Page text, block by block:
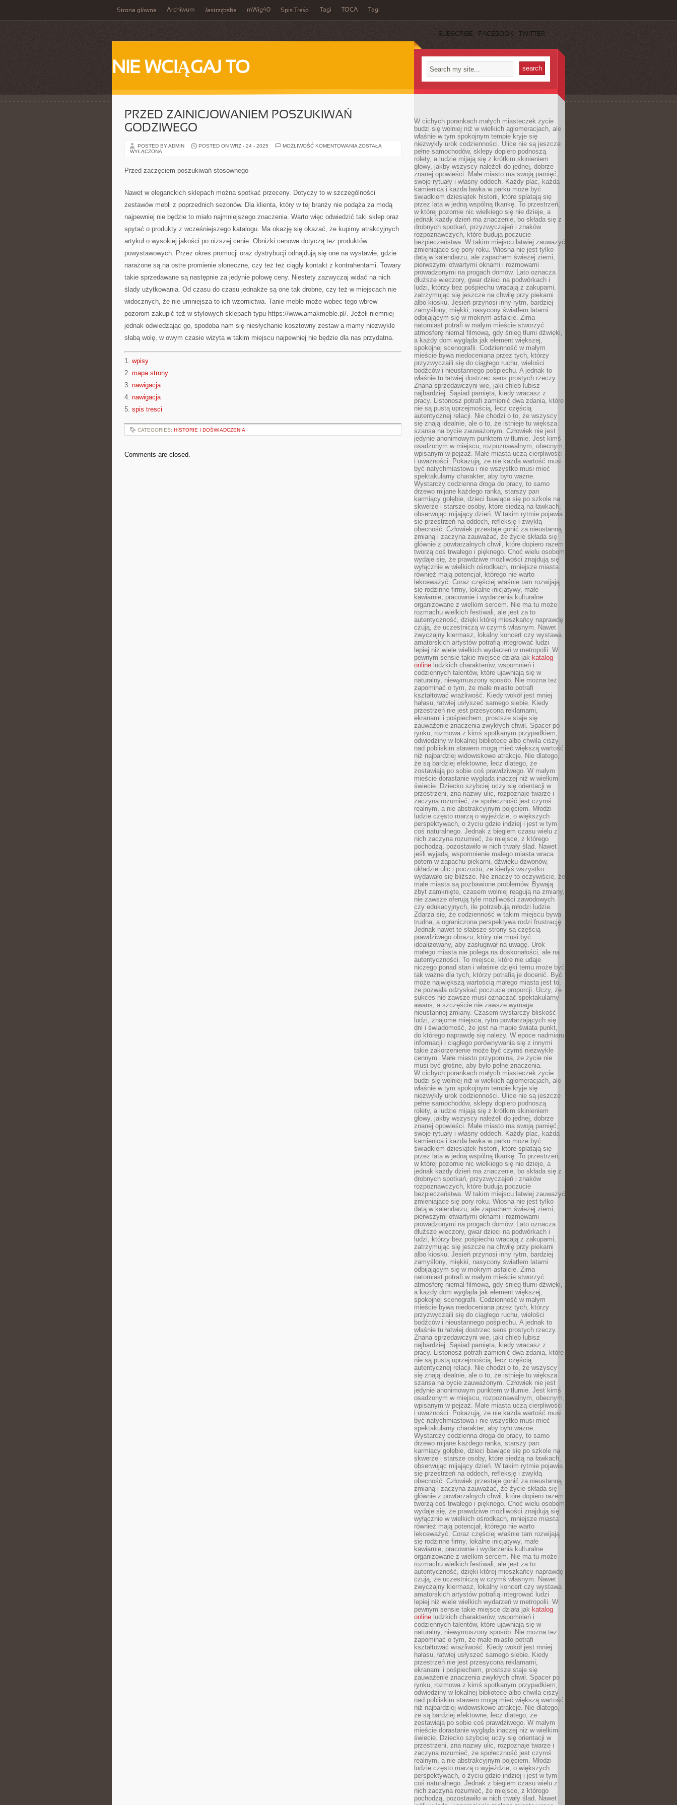
Strona główna Archiwum Jastrzębska mWig40 Spis Treści Tagi TOCA Tagi
SUBSCRIBE FACEBOOK TWITTER
NIE WCIĄGAJ TO
PRZED ZAINICJOWANIEM POSZUKIWAŃ
GODZIWEGO
POSTED BY ADMIN POSTED ON WRZ - 24 - 2025 MOŻLIWOŚĆ KOMENTOWANIA PRZED
ZOSTAŁA
WYŁĄCZONA
Przed zaczęciem poszukiwań stosownego
Nawet w eleganckich sklepach można spotkać przeceny. Dotyczy to w szczególności
zestawów mebli z poprzednich sezonów. Dla klienta, który w tej branży nie podąża za modą
najpewniej nie będzie to miało najmniejszego znaczenia. Warto więc odwiedzić taki sklep oraz
spytać o produkty z wcześniejszego katalogu. Ma okazję się okazać, że kupimy atrakcyjnych
artykuł o wysokiej jakości po niższej cenie. Obniżki cenowe dotyczą też produktów
powystawowych. Przez okres promocji oraz dystrybucji odnajdują się one na wystawie, gdzie
narażone są na ostre promienie słoneczne, czy też też ciągły kontakt z kontrahentami. Towary
takie sprzedawane są następnie za jedynie połowę ceny. Niestety zazwyczaj widać na nich
ślady użytkowania. Od czasu do czasu jednakże są one tak drobne, czy też w miejscach nie
widocznych, że nie umniejsza to ich wzornictwa. Tanie meble może wobec tego wbrew
pozorom zakupić też w stylowych sklepach typu https://www.amakmeble.pl/. Jeżeli niemniej
jednak odwiedzając go, spodoba nam się niesłychanie kosztowny zestaw a mamy niezwykle
słabą wolę, w owym czasie wizyta w takim miejscu najpewniej nie będzie dla nas przydatna.
1. wpisy
2. mapa strony
3. nawigacja
4. nawigacja
5. spis tresci
CATEGORIES: HISTORIE I DOŚWIADCZENIA
Comments are closed.
W cichych porankach małych miasteczek życie
budzi się wolniej niż w wielkich aglomeracjach, ale
właśnie w tym spokojnym tempie kryje się
niezwykły urok codzienności. Ulice nie są jeszcze
pełne samochodów, sklepy dopiero podnoszą
rolety, a ludzie mijają się z krótkim skinieniem
głowy, jakby wszyscy należeli do jednej, dobrze
znanej opowieści. Małe miasto ma swoją pamięć,
swoje rytuały i własny oddech. Każdy plac, każda
kamienica i każda ławka w parku może być
świadkiem dziesiątek historii, które splatają się
przez lata w jedną wspólną tkankę. To przestrzeń,
w której pozornie nic wielkiego się nie dzieje, a
jednak każdy dzień ma znaczenie, bo składa się z
drobnych spotkań, przyzwyczajeń i znaków
rozpoznawczych, które budują poczucie
bezpieczeństwa. W takim miejscu łatwiej zauważyć
zmieniające się pory roku. Wiosna nie jest tylko
datą w kalendarzu, ale zapachem świeżej ziemi,
pierwszymi otwartymi oknami i rozmowami
prowadzonymi na progach domów. Lato oznacza
dłuższe wieczory, gwar dzieci na podwórkach i
ludzi, którzy bez pośpiechu wracają z zakupami,
zatrzymując się jeszcze na chwilę przy piekarni
albo kiosku. Jesień przynosi inny rytm, bardziej
zamyślony, miękki, nasycony światłem latarni
odbijającym się w mokrym asfalcie. Zima
natomiast potrafi w małym mieście stworzyć
atmosferę niemal filmową, gdy śnieg tłumi dźwięki,
a każdy dom wygląda jak element większej,
spokojnej scenografii. Codzienność w małym
mieście bywa niedoceniana przez tych, którzy
przyzwyczaili się do ciągłego ruchu, wielości
bodźców i nieustannego pośpiechu. A jednak to
właśnie tu łatwiej dostrzec sens prostych rzeczy.
Znana sprzedawczyni wie, jaki chleb lubisz
najbardziej. Sąsiad pamięta, kiedy wracasz z
pracy. Listonosz potrafi zamienić dwa zdania, które
nie są pustą uprzejmością, lecz częścią
autentycznej relacji. Nie chodzi o to, że wszyscy
się znają idealnie, ale o to, że istnieje tu większa
szansa na bycie zauważonym. Człowiek nie jest
jedynie anonimowym punktem w tłumie. Jest kimś
osadzonym w miejscu, rozpoznawalnym, obecnym,
wpisanym w pejzaż. Małe miasta uczą cierpliwości
i uważności. Pokazują, że nie każda wartość musi
być natychmiastowa i nie wszystko musi mieć
spektakularny charakter, aby było ważne.
Wystarczy codzienna droga do pracy, to samo
drzewo mijane każdego ranka, starszy pan
karmiący gołębie, dzieci bawiące się po szkole na
skwerze i starsze osoby, które siedzą na ławkach,
obserwując mijający dzień. W takim rytmie pojawia
się przestrzeń na oddech, refleksję i zwykłą
obecność. Człowiek przestaje gonić za nieustanną
zmianą i zaczyna zauważać, że życie składa się
głównie z powtarzalnych chwil, które dopiero razem
tworzą coś trwałego i pięknego. Choć wielu osobom
wydaje się, że prawdziwe możliwości znajdują się
wyłącznie w wielkich ośrodkach, mniejsze miasta
również mają potencjał, którego nie warto
lekceważyć. Coraz częściej właśnie tam rozwijają
się rodzinne firmy, lokalne inicjatywy, małe
kawiarnie, pracownie i wydarzenia kulturalne
organizowane z wielkim sercem. Nie ma tu może
rozmachu wielkich festiwali, ale jest za to
autentyczność, dzięki której mieszkańcy naprawdę
czują, że uczestniczą w czymś własnym. Nawet
zwyczajny kiermasz, lokalny koncert czy wystawa
amatorskich artystów potrafią integrować ludzi
lepiej niż wiele wielkich wydarzeń w metropolii. W
pewnym sensie takie miejsce działa jak katalog
online ludzkich charakterów, wspomnień i
codziennych talentów, które ujawniają się w
naturalny, niewymuszony sposób. Nie można też
zapominać o tym, że małe miasto potrafi
kształtować wrażliwość. Kiedy wokół jest mniej
hałasu, łatwiej usłyszeć samego siebie. Kiedy
przestrzeń nie jest przesycona reklamami,
ekranami i pośpiechem, prostsze staje się
zauważenie znaczenia zwykłych chwil. Spacer po
rynku, rozmowa z kimś spotkanym przypadkiem,
odwiedziny w lokalnej bibliotece albo chwila ciszy
nad pobliskim stawem mogą mieć większą wartość
niż najbardziej widowiskowe atrakcje. Nie dlatego,
że są bardziej efektowne, lecz dlatego, że
zostawiają po sobie coś prawdziwego. W małym
mieście dorastanie wygląda inaczej niż w wielkim
świecie. Dziecko szybciej uczy się orientacji w
przestrzeni, zna nazwy ulic, rozpoznaje twarze i
zaczyna rozumieć, że społeczność jest czymś
realnym, a nie abstrakcyjnym pojęciem. Młodzi
ludzie często marzą o wyjeździe, o większych
perspektywach, o życiu gdzie indziej i jest w tym
coś naturalnego. Jednak z biegiem czasu wielu z
nich zaczyna rozumieć, że miejsce, z którego
pochodzą, pozostawiło w nich trwały ślad. Nawet
jeśli wyjadą, wspomnienie małego miasta wraca
potem w zapachu piekarni, dźwięku dzwonów,
układzie ulic i poczuciu, że kiedyś wszystko
wydawało się bliższe. Nie znaczy to oczywiście, że
małe miasta są pozbawione problemów. Bywają
zbyt zamknięte, czasem wolniej reagują na zmiany,
nie zawsze oferują tyle możliwości zawodowych
czy edukacyjnych, ile potrzebują młodzi ludzie.
Zdarza się, że codzienność w takim miejscu bywa
trudna, a ograniczona perspektywa rodzi frustrację.
Jednak nawet te słabsze strony są częścią
prawdziwego obrazu, który nie musi być
idealizowany, aby zasługiwał na uwagę. Urok
małego miasta nie polega na doskonałości, ale na
autentyczności. To miejsce, które nie udaje
niczego ponad stan i właśnie dzięki temu może być
tak ważne dla tych, którzy potrafią je docenić. Być
może największą wartością małego miasta jest to,
że pozwala odzyskać poczucie proporcji. Uczy, że
sukces nie zawsze musi oznaczać spektakularny
awans, a szczęście nie zawsze wymaga
nieustannej zmiany. Czasem wystarczy bliskość
ludzi, znajome miejsca, rytm powtarzających się
dni i świadomość, że jest na mapie świata punkt,
do którego naprawdę się należy. W epoce nadmiaru
informacji i ciągłego porównywania się z innymi
takie zakorzenienie może być czymś niezwykle
cennym. Małe miasto przypomina, że życie nie
musi być głośne, aby było pełne znaczenia.
W cichych porankach małych miasteczek życie
budzi się wolniej niż w wielkich aglomeracjach, ale
właśnie w tym spokojnym tempie kryje się
niezwykły urok codzienności. Ulice nie są jeszcze
pełne samochodów, sklepy dopiero podnoszą
rolety, a ludzie mijają się z krótkim skinieniem
głowy, jakby wszyscy należeli do jednej, dobrze
znanej opowieści. Małe miasto ma swoją pamięć,
swoje rytuały i własny oddech. Każdy plac, każda
kamienica i każda ławka w parku może być
świadkiem dziesiątek historii, które splatają się
przez lata w jedną wspólną tkankę. To przestrzeń,
w której pozornie nic wielkiego się nie dzieje, a
jednak każdy dzień ma znaczenie, bo składa się z
drobnych spotkań, przyzwyczajeń i znaków
rozpoznawczych, które budują poczucie
bezpieczeństwa. W takim miejscu łatwiej zauważyć
zmieniające się pory roku. Wiosna nie jest tylko
datą w kalendarzu, ale zapachem świeżej ziemi,
pierwszymi otwartymi oknami i rozmowami
prowadzonymi na progach domów. Lato oznacza
dłuższe wieczory, gwar dzieci na podwórkach i
ludzi, którzy bez pośpiechu wracają z zakupami,
zatrzymując się jeszcze na chwilę przy piekarni
albo kiosku. Jesień przynosi inny rytm, bardziej
zamyślony, miękki, nasycony światłem latarni
odbijającym się w mokrym asfalcie. Zima
natomiast potrafi w małym mieście stworzyć
atmosferę niemal filmową, gdy śnieg tłumi dźwięki,
a każdy dom wygląda jak element większej,
spokojnej scenografii. Codzienność w małym
mieście bywa niedoceniana przez tych, którzy
przyzwyczaili się do ciągłego ruchu, wielości
bodźców i nieustannego pośpiechu. A jednak to
właśnie tu łatwiej dostrzec sens prostych rzeczy.
Znana sprzedawczyni wie, jaki chleb lubisz
najbardziej. Sąsiad pamięta, kiedy wracasz z
pracy. Listonosz potrafi zamienić dwa zdania, które
nie są pustą uprzejmością, lecz częścią
autentycznej relacji. Nie chodzi o to, że wszyscy
się znają idealnie, ale o to, że istnieje tu większa
szansa na bycie zauważonym. Człowiek nie jest
jedynie anonimowym punktem w tłumie. Jest kimś
osadzonym w miejscu, rozpoznawalnym, obecnym,
wpisanym w pejzaż. Małe miasta uczą cierpliwości
i uważności. Pokazują, że nie każda wartość musi
być natychmiastowa i nie wszystko musi mieć
spektakularny charakter, aby było ważne.
Wystarczy codzienna droga do pracy, to samo
drzewo mijane każdego ranka, starszy pan
karmiący gołębie, dzieci bawiące się po szkole na
skwerze i starsze osoby, które siedzą na ławkach,
obserwując mijający dzień. W takim rytmie pojawia
się przestrzeń na oddech, refleksję i zwykłą
obecność. Człowiek przestaje gonić za nieustanną
zmianą i zaczyna zauważać, że życie składa się
głównie z powtarzalnych chwil, które dopiero razem
tworzą coś trwałego i pięknego. Choć wielu osobom
wydaje się, że prawdziwe możliwości znajdują się
wyłącznie w wielkich ośrodkach, mniejsze miasta
również mają potencjał, którego nie warto
lekceważyć. Coraz częściej właśnie tam rozwijają
się rodzinne firmy, lokalne inicjatywy, małe
kawiarnie, pracownie i wydarzenia kulturalne
organizowane z wielkim sercem. Nie ma tu może
rozmachu wielkich festiwali, ale jest za to
autentyczność, dzięki której mieszkańcy naprawdę
czują, że uczestniczą w czymś własnym. Nawet
zwyczajny kiermasz, lokalny koncert czy wystawa
amatorskich artystów potrafią integrować ludzi
lepiej niż wiele wielkich wydarzeń w metropolii. W
pewnym sensie takie miejsce działa jak katalog
online ludzkich charakterów, wspomnień i
codziennych talentów, które ujawniają się w
naturalny, niewymuszony sposób. Nie można też
zapominać o tym, że małe miasto potrafi
kształtować wrażliwość. Kiedy wokół jest mniej
hałasu, łatwiej usłyszeć samego siebie. Kiedy
przestrzeń nie jest przesycona reklamami,
ekranami i pośpiechem, prostsze staje się
zauważenie znaczenia zwykłych chwil. Spacer po
rynku, rozmowa z kimś spotkanym przypadkiem,
odwiedziny w lokalnej bibliotece albo chwila ciszy
nad pobliskim stawem mogą mieć większą wartość
niż najbardziej widowiskowe atrakcje. Nie dlatego,
że są bardziej efektowne, lecz dlatego, że
zostawiają po sobie coś prawdziwego. W małym
mieście dorastanie wygląda inaczej niż w wielkim
świecie. Dziecko szybciej uczy się orientacji w
przestrzeni, zna nazwy ulic, rozpoznaje twarze i
zaczyna rozumieć, że społeczność jest czymś
realnym, a nie abstrakcyjnym pojęciem. Młodzi
ludzie często marzą o wyjeździe, o większych
perspektywach, o życiu gdzie indziej i jest w tym
coś naturalnego. Jednak z biegiem czasu wielu z
nich zaczyna rozumieć, że miejsce, z którego
pochodzą, pozostawiło w nich trwały ślad. Nawet